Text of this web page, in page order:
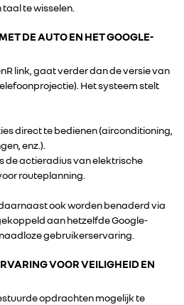
te wisselen.
DE AUTO EN HET GOOGLE-
link, gaat verder dan de versie van
Het systeem stelt
direct te bedienen (airconditioning,
enz.).
de actieradius van elektrische
routeplanning.
ook worden benaderd via
aan hetzelfde Google-
gebruikerservaring.
VOOR VEILIGHEID EN
opdrachten mogelijk te